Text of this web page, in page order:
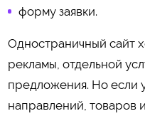
форму заявки.
Одностраничный сайт
рекламы, отдельной
предложения. Но если
направлений, товаров